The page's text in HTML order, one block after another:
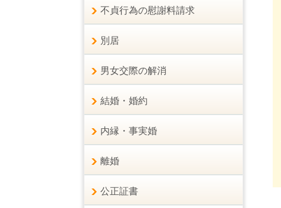
不貞行為の慰謝料請求
別居
男女交際の解消
結婚・婚約
内縁・事実婚
離婚
公正証書